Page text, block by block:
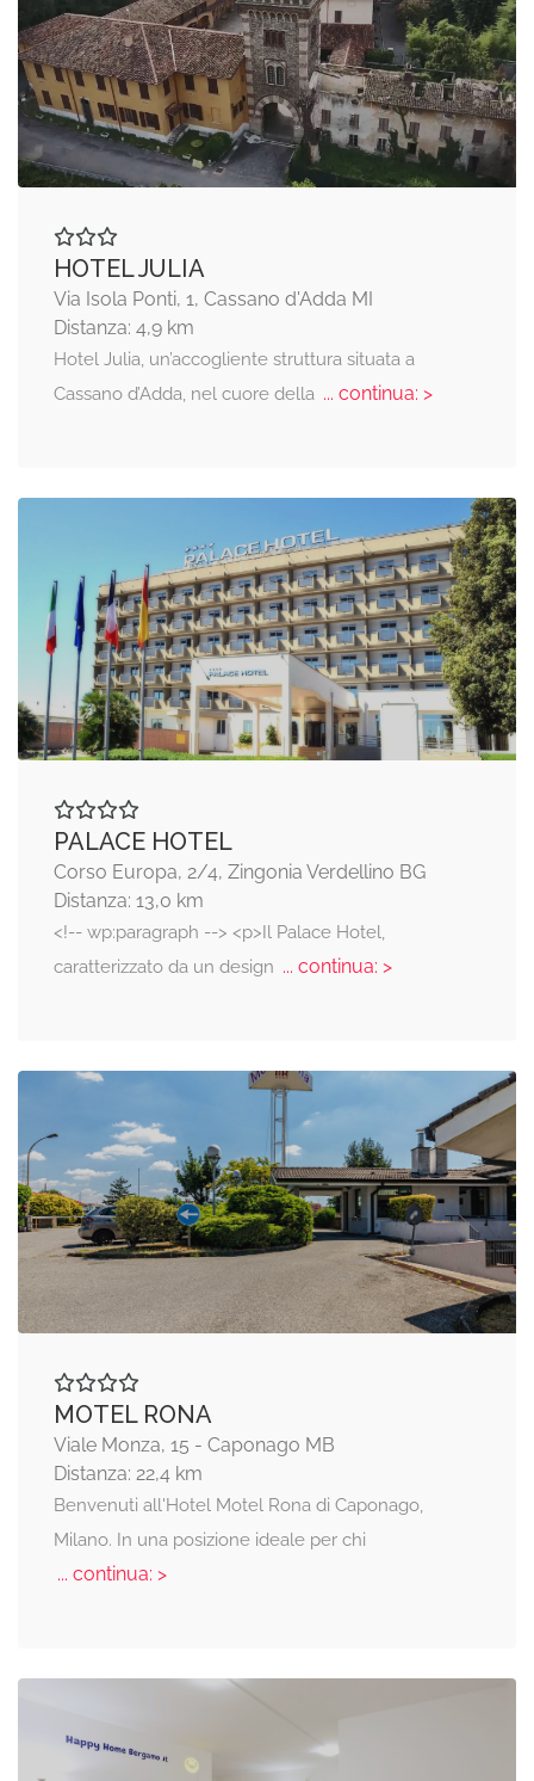
HOTEL JULIA
Via Isola Ponti, 1, Cassano d'Adda MI
Distanza: 4,9 km
Hotel Julia, un’accogliente struttura situata a
Cassano d’Adda, nel cuore della... continua: >
PALACE HOTEL
Corso Europa, 2/4, Zingonia Verdellino BG
Distanza: 13,0 km
<!-- wp:paragraph --> <p>Il Palace Hotel,
caratterizzato da un design ... continua: >
MOTEL RONA
Viale Monza, 15 - Caponago MB
Distanza: 22,4 km
Benvenuti all'Hotel Motel Rona di Caponago,
Milano. In una posizione ideale per chi
... continua: >